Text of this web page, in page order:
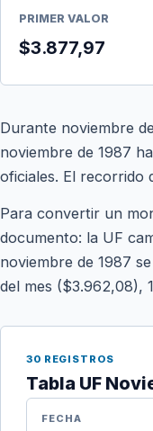
PRIMER VALOR
$3.877,97
Durante noviembre
noviembre de 1987
oficiales. El recorrido
Para convertir un
documento: la UF
noviembre de 1987
del mes ($3.962,08),
30 REGISTROS
Tabla UF
FECHA